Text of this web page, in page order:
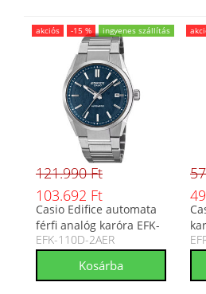
akciós -15 % ingyenes szállítás
121.990 Ft
103.692 Ft
Casio Edifice automata
férfi analóg karóra EFK-
110D-2AER
EFK-110D-2AER